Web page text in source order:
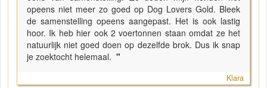
opeens niet meer zo goed op Dog Lovers Gold. Bleek
de samenstelling opeens aangepast. Het is ook lastig
hoor. Ik heb hier ook 2 voertonnen staan omdat ze het
natuurlijk niet goed doen op dezelfde brok. Dus ik snap
je zoektocht helemaal. "
Klara